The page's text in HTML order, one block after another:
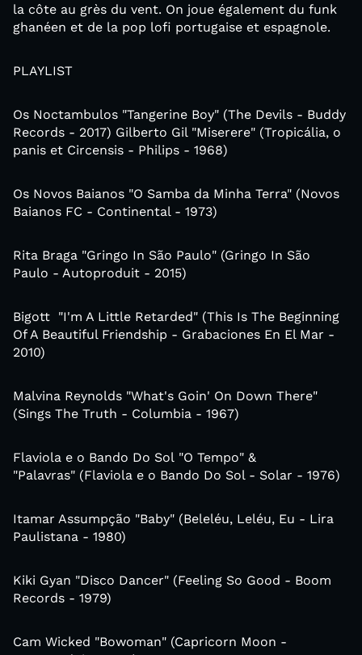
la côte au grès du vent. On joue également du funk
ghanéen et de la pop lofi portugaise et espagnole.
PLAYLIST
Os Noctambulos "Tangerine Boy" (The Devils - Buddy
Records - 2017) Gilberto Gil "Miserere" (Tropicália, o
panis et Circensis - Philips - 1968)
Os Novos Baianos "O Samba da Minha Terra" (Novos
Baianos FC - Continental - 1973)
Rita Braga ‎"Gringo In São Paulo" (Gringo In São
Paulo - Autoproduit - 2015)
Bigott "I'm A Little Retarded" (This Is The Beginning
Of A Beautiful Friendship - Grabaciones En El Mar -
2010)
Malvina Reynolds "What's Goin' On Down There"
(Sings The Truth - Columbia - 1967)
Flaviola e o Bando Do Sol "O Tempo" &
"Palavras" (Flaviola e o Bando Do Sol - Solar - 1976)
Itamar Assumpção "Baby" (Beleléu, Leléu, Eu - Lira
Paulistana - 1980)
Kiki Gyan "Disco Dancer" (Feeling So Good - Boom
Records - 1979)
Cam Wicked "Bowoman" (Capricorn Moon -